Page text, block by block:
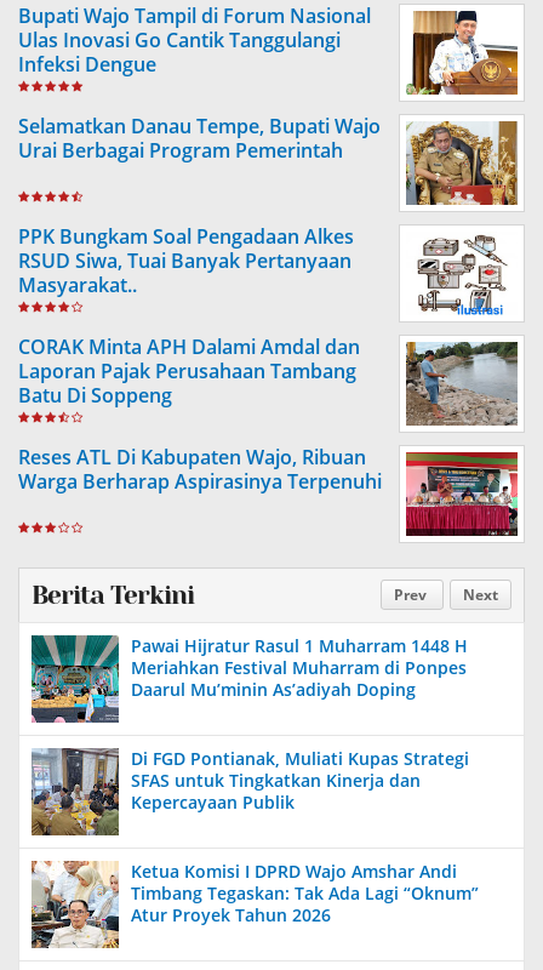
Bupati Wajo Tampil di Forum Nasional
Ulas Inovasi Go Cantik Tanggulangi
Infeksi Dengue
Selamatkan Danau Tempe, Bupati Wajo
Urai Berbagai Program Pemerintah
PPK Bungkam Soal Pengadaan Alkes
RSUD Siwa, Tuai Banyak Pertanyaan
Masyarakat..
CORAK Minta APH Dalami Amdal dan
Laporan Pajak Perusahaan Tambang
Batu Di Soppeng
Reses ATL Di Kabupaten Wajo, Ribuan
Warga Berharap Aspirasinya Terpenuhi
Prev Next
Berita Terkini
Pawai Hijratur Rasul 1 Muharram 1448 H
Meriahkan Festival Muharram di Ponpes
Daarul Mu’minin As’adiyah Doping
Di FGD Pontianak, Muliati Kupas Strategi
SFAS untuk Tingkatkan Kinerja dan
Kepercayaan Publik
Ketua Komisi I DPRD Wajo Amshar Andi
Timbang Tegaskan: Tak Ada Lagi “Oknum”
Atur Proyek Tahun 2026